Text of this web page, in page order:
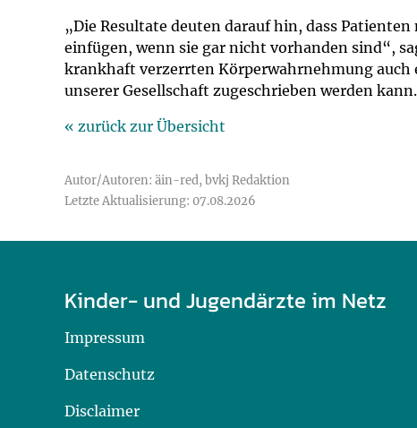
„Die Resultate deuten darauf hin, dass
einfügen, wenn sie gar nicht vorhanden sind“,
krankhaft verzerrten Körperwahrnehmung auch
unserer Gesellschaft zugeschrieben werden
« zurück zur Übersicht
Autor/Autoren: äin-red, bvkj Redaktion
Letzte Aktualisierung: 07.08.2026
Kinder- und Jugendärzte im Netz
Impressum
Datenschutz
Disclaimer